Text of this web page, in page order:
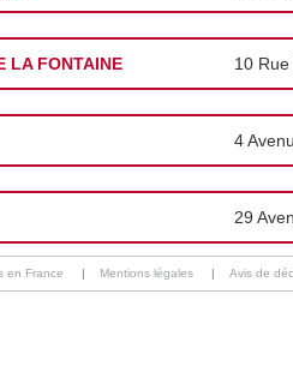
LA FONTAINE 10
4
29
en France | Mentions légales | Avis de